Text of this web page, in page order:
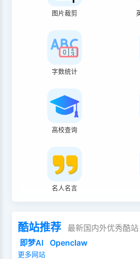
图片裁剪
字数统计
高校查询
名人名言
酷站推荐 最新国内外优秀酷站
即梦AI
Openclaw
更多网站